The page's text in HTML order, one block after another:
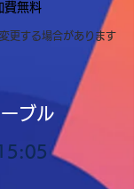
費無料
更する場合があります
ブル